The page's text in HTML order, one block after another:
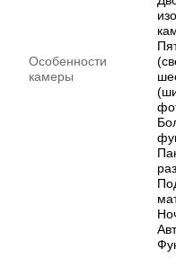
Особенности
камеры